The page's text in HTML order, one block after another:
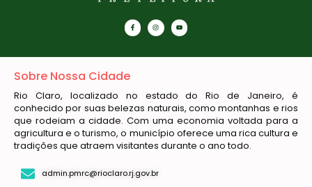
Sobre Nossa Cidade
Rio Claro, localizado no estado do Rio de Janeiro, é
conhecido por suas belezas naturais, como montanhas e rios
que rodeiam a cidade. Com uma economia voltada para a
agricultura e o turismo, o município oferece uma rica cultura e
tradições que atraem visitantes durante o ano todo.
admin.pmrc@rioclaro.rj.gov.br